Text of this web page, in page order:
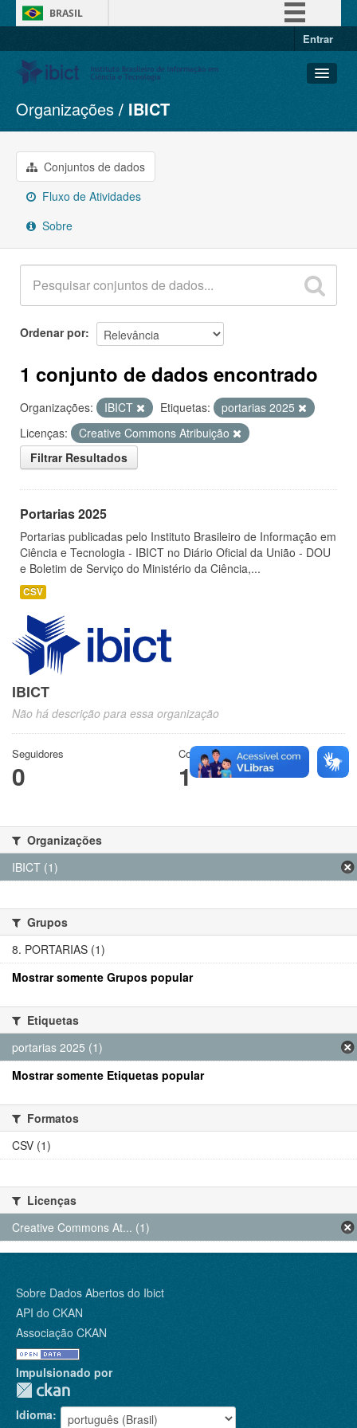
BRASIL
Entrar
Conjuntos de dados
Organizações
Grupos
Sobre
Organizações IBICT
Conjuntos de dados
Fluxo de Atividades
Sobre
Ordenar por
1 conjunto de dados encontrado
Organizações: IBICT Etiquetas:
portarias 2025
Licenças:
Creative Commons Atribuição
Filtrar Resultados
Portarias 2025
Portarias publicadas pelo Instituto Brasileiro de Informação em
Ciência e Tecnologia - IBICT no Diário Oficial da União - DOU
e Boletim de Serviço do Ministério da Ciência,...
CSV
IBICT
Não há descrição para essa organização
Seguidores
0
Conjuntos de dados
1
Organizações
IBICT (1)
Grupos
8. PORTARIAS (1)
Mostrar somente Grupos popular
Etiquetas
portarias 2025 (1)
Mostrar somente Etiquetas popular
Formatos
CSV (1)
Licenças
Creative Commons At... (1)
Sobre Dados Abertos do Ibict
API do CKAN
Associação CKAN
Impulsionado por
Idioma